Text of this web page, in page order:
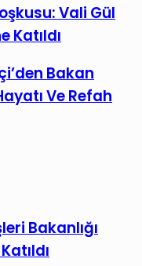
Vali Gül
Katıldı
Bakan
Ve Refah
Bakanlığı